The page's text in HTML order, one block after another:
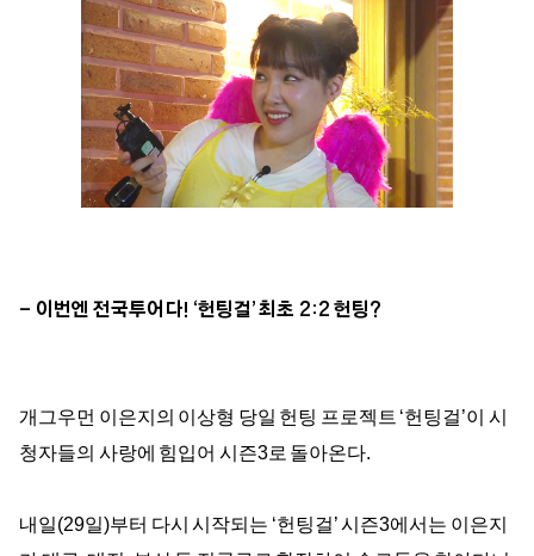
- 이번엔 전국투어다! ‘헌팅걸’ 최초 2:2 헌팅?
개그우먼 이은지의 이상형 당일 헌팅 프로젝트 ‘헌팅걸’이 시
청자들의 사랑에 힘입어 시즌3로 돌아온다.
내일(29일)부터 다시 시작되는 ‘헌팅걸’ 시즌3에서는 이은지